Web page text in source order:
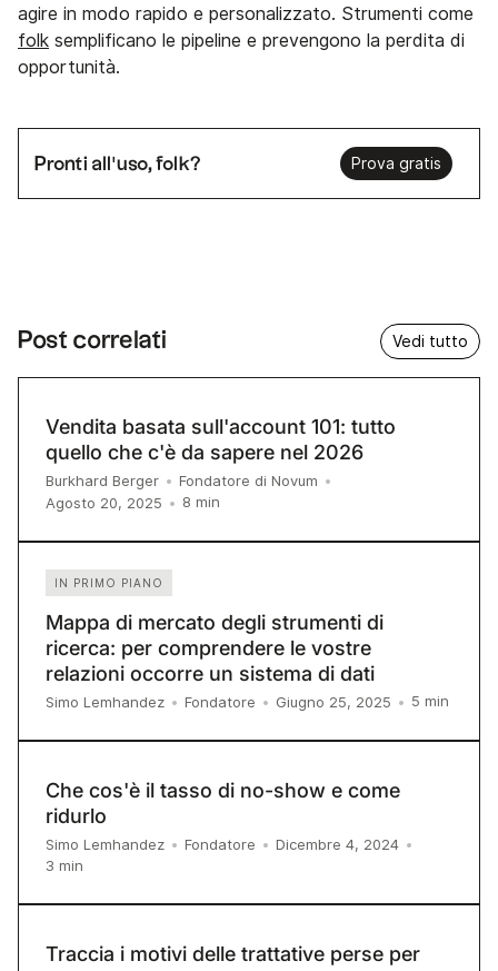
agire in modo rapido e personalizzato. Strumenti come
folk semplificano le pipeline e prevengono la perdita di
opportunità.
Pronti all'uso, folk? Prova gratis
Post correlati Vedi tutto
Vendita basata sull'account 101: tutto
quello che c'è da sapere nel 2026
Burkhard Berger • Fondatore di Novum •
Agosto 20, 2025 • 8 min
IN PRIMO PIANO
Mappa di mercato degli strumenti di
ricerca: per comprendere le vostre
relazioni occorre un sistema di dati
Simo Lemhandez • Fondatore • Giugno 25, 2025 • 5 min
Che cos'è il tasso di no-show e come
ridurlo
Simo Lemhandez • Fondatore • Dicembre 4, 2024 •
3 min
Traccia i motivi delle trattative perse per